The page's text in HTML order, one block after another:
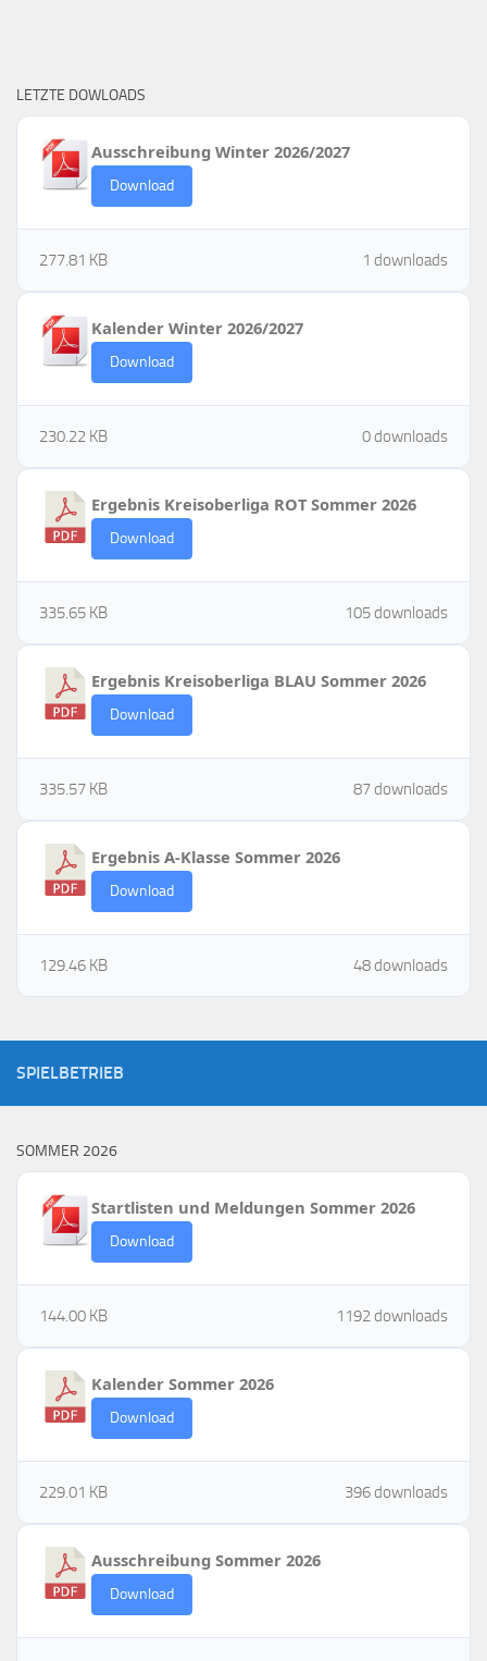
LETZTE DOWLOADS
Ausschreibung Winter 2026/2027
Download
1 downloads
277.81 KB
Kalender Winter 2026/2027
Download
0 downloads
230.22 KB
Ergebnis Kreisoberliga ROT Sommer 2026
Download
105 downloads
335.65 KB
Ergebnis Kreisoberliga BLAU Sommer 2026
Download
87 downloads
335.57 KB
Ergebnis A-Klasse Sommer 2026
Download
48 downloads
129.46 KB
SPIELBETRIEB
SOMMER 2026
Startlisten und Meldungen Sommer 2026
Download
1192 downloads
144.00 KB
Kalender Sommer 2026
Download
396 downloads
229.01 KB
Ausschreibung Sommer 2026
Download